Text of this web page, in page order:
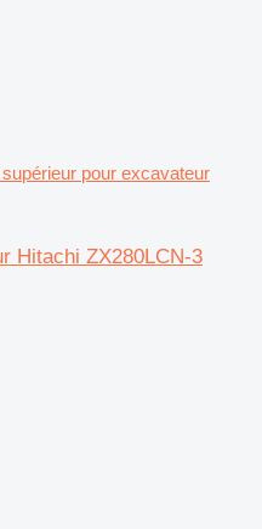
pour excavateur
Hitachi ZX280LCN-3